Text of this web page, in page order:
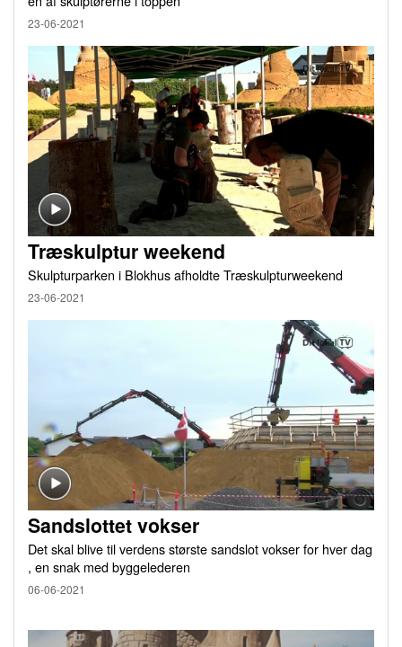
23-06-2021
Træskulptur weekend
Skulpturparken i Blokhus afholdte Træskulpturweekend
23-06-2021
Sandslottet vokser
Det skal blive til verdens største sandslot vokser for hver dag
, en snak med byggelederen
06-06-2021